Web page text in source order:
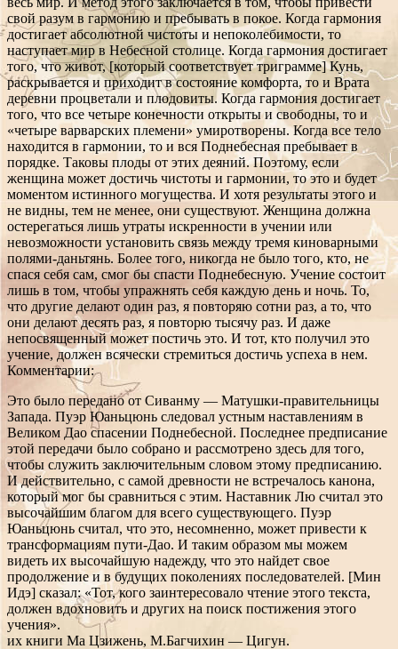
свой разум в гармонию и пребывать в покое. Когда гармония
достигает абсолютной чистоты и непоколебимости, то
наступает мир в Небесной столице. Когда гармония достигает
того, что живот, [который соответствует триграмме] Кунь,
раскрывается и приходит в состояние комфорта, то и Врата
деревни процветали и плодовиты. Когда гармония достигает
того, что все четыре конечности открыты и свободны, то и
«четыре варварских племени» умиротворены. Когда все тело
находится в гармонии, то и вся Поднебесная пребывает в
порядке. Таковы плоды от этих деяний. Поэтому, если
женщина может достичь чистоты и гармонии, то это и будет
моментом истинного могущества. И хотя результаты этого и
не видны, тем не менее, они существуют. Женщина должна
остерегаться лишь утраты искренности в учении или
невозможности установить связь между тремя киноварными
полями-даньтянь. Более того, никогда не было того, кто, не
спася себя сам, смог бы спасти Поднебесную. Учение состоит
лишь в том, чтобы упражнять себя каждую день и ночь. То,
что другие делают один раз, я повторяю сотни раз, а то, что
они делают десять раз, я повторю тысячу раз. И даже
непосвященный может постичь это. И тот, кто получил это
учение, должен всячески стремиться достичь успеха в нем.
Комментарии:
Это было передано от Сиванму — Матушки-правительницы
Запада. Пуэр Юаньцюнь следовал устным наставлениям в
Великом Дао спасении Поднебесной. Последнее предписание
этой передачи было собрано и рассмотрено здесь для того,
чтобы служить заключительным словом этому предписанию.
И действительно, с самой древности не встречалось канона,
который мог бы сравниться с этим. Наставник Лю считал это
высочайшим благом для всего существующего. Пуэр
Юаньцюнь считал, что это, несомненно, может привести к
трансформациям пути-Дао. И таким образом мы можем
видеть их высочайшую надежду, что это найдет свое
продолжение и в будущих поколениях последователей. [Мин
Идэ] сказал: «Тот, кого заинтересовало чтение этого текста,
должен вдохновить и других на поиск постижения этого
учения».
их книги Ма Цзижень, М.Багчихин — Цигун.